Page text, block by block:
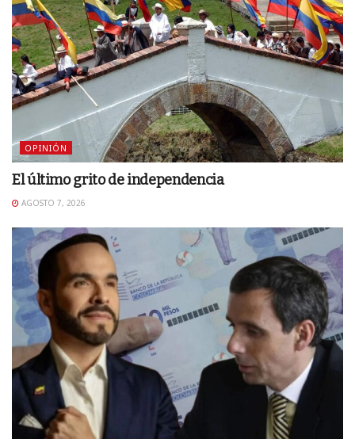
OPINIÓN
El último grito de independencia
AGOSTO 7, 2026